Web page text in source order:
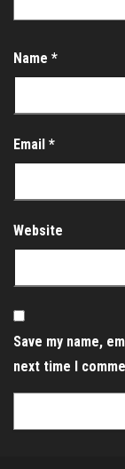
Name *
Email *
Website
Save my name,
next time I